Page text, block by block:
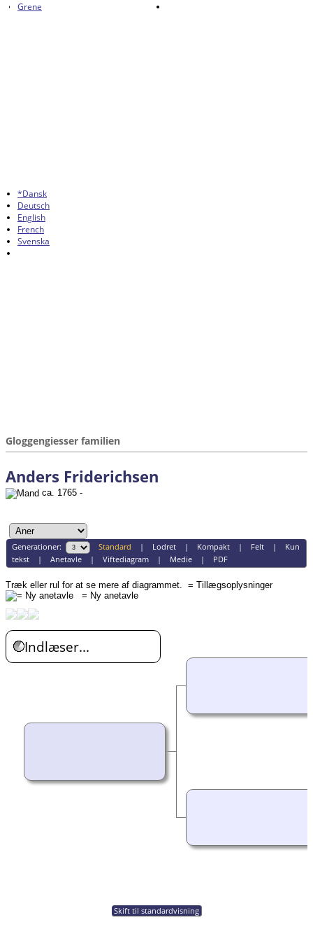
Grene
*Dansk
Deutsch
English
French
Svenska
Gloggengiesser familien
Anders Friderichsen
ca. 1765 -
Generationer: Standard | Lodret| Kompakt| Felt| Kun
tekst| Anetavle| Viftediagram| Medie| PDF
Træk eller rul for at se mere af diagrammet.
= Tillægsoplysninger
= Ny anetavle
Indlæser...
Skift til standardvisning